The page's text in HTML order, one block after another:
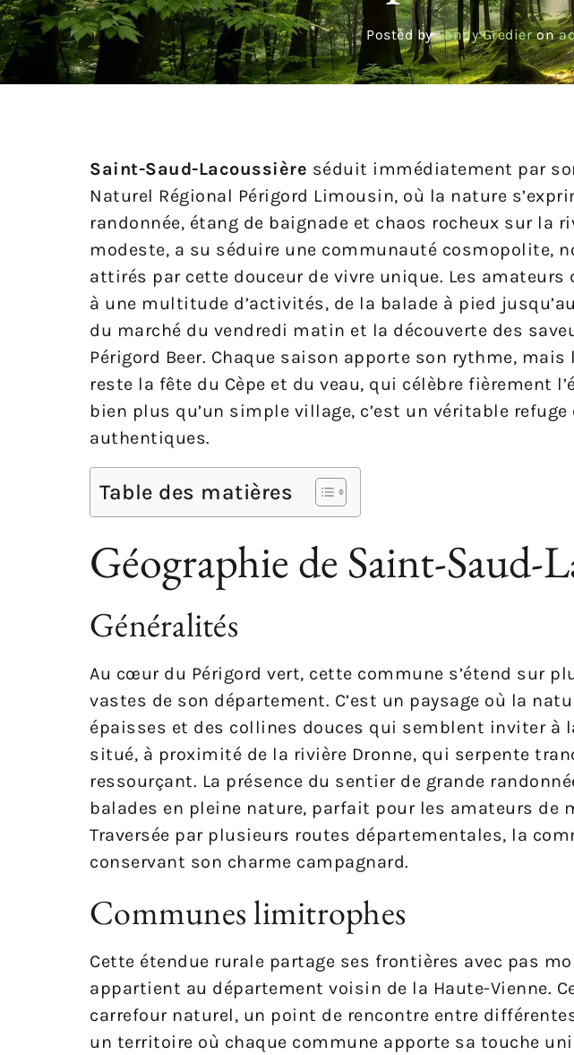
Posted by Fanny Gredier on
Saint-Saud-Lacoussière séduit immédiatement par
Naturel Régional Périgord Limousin, où la nature
randonnée, étang de baignade et chaos rocheux sur la
modeste, a su séduire une communauté cosmopolite,
attirés par cette douceur de vivre unique. Les
à une multitude d’activités, de la balade à pied
du marché du vendredi matin et la découverte des
Périgord Beer. Chaque saison apporte son rythme,
reste la fête du Cèpe et du veau, qui célèbre fièrement
bien plus qu’un simple village, c’est un véritable
authentiques.
Table des matières
Géographie de Saint-Saud-
Généralités
Au cœur du Périgord vert, cette commune s’étend sur
vastes de son département. C’est un paysage où la
épaisses et des collines douces qui semblent inviter à
situé, à proximité de la rivière Dronne, qui serpente
ressourçant. La présence du sentier de grande
balades en pleine nature, parfait pour les amateurs de
Traversée par plusieurs routes départementales, la
conservant son charme campagnard.
Communes limitrophes
Cette étendue rurale partage ses frontières avec pas
appartient au département voisin de la Haute-Vienne.
carrefour naturel, un point de rencontre entre
un territoire où chaque commune apporte sa touche